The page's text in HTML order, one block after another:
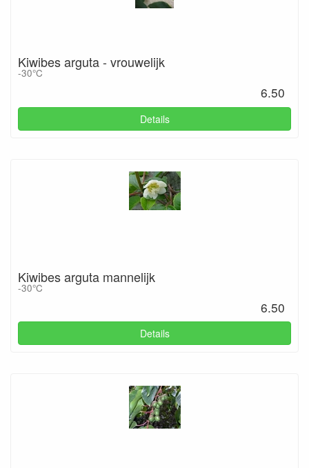
Kiwibes arguta - vrouwelijk
-30°C
6.50
Details
Kiwibes arguta mannelijk
-30°C
6.50
Details